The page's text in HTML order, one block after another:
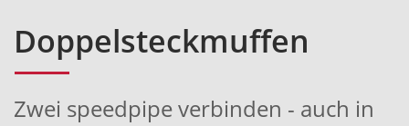
Doppelsteckmuffen
Zwei speedpipe verbinden - auch in